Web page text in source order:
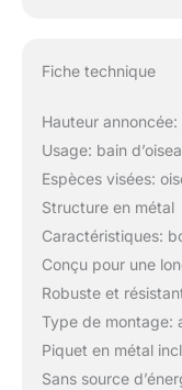
Fiche technique
Hauteur
Usage: bain
Espèces visées:
Structure en métal
Caractéristiques:
Conçu pour une
Robuste et
Type de montage:
Piquet en métal
Sans source